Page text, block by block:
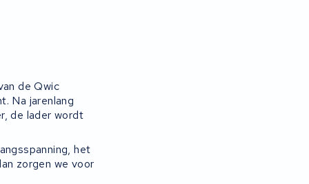
de Qwic
Na jarenlang
de lader wordt
het
zorgen we voor